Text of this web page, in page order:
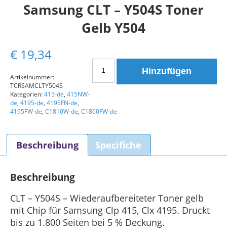
Samsung CLT – Y504S Toner
Gelb Y504
€ 19,34
CLT
Toner
Y504
Menge
Hinzufügen
Artikelnummer:
TCRSAMCLTY504S
Kategorien:415-de, 415NW-
de, 4195-de, 4195FN-de,
4195FW-de, C1810W-de, C1860FW-de
Beschreibung Specifiche
Beschreibung
CLT – Y504S – Wiederaufbereiteter Toner gelb
mit Chip für Samsung Clp 415, Clx 4195. Druckt
bis zu 1.800 Seiten bei 5 % Deckung.